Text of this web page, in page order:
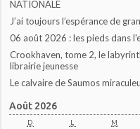
NATIONALE
J’ai toujours l’espérance de
06 août 2026 : les pieds dans
Crookhaven, tome 2, le
librairie jeunesse
Le calvaire de Saumos
Août 2026
D L M